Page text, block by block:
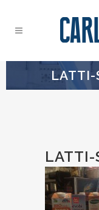
LATTI-
LATTI-